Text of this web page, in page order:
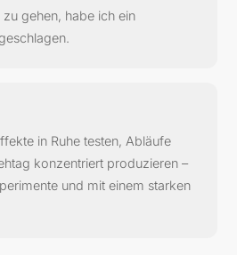
zu gehen, habe ich ein
in Ruhe testen, Abläufe
konzentriert produzieren –
und mit einem starken